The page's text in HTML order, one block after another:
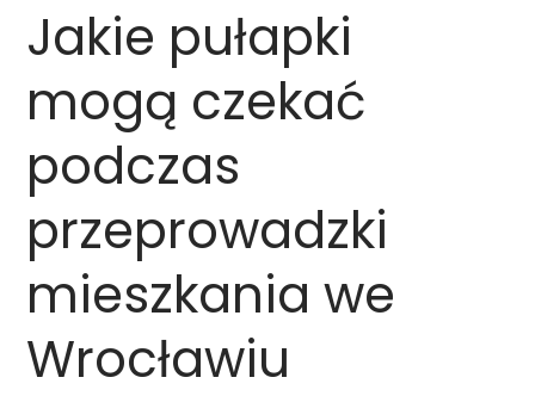
Jakie pułapki
mogą czekać
podczas
przeprowadzki
mieszkania we
Wrocławiu